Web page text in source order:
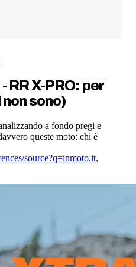
RR X-PRO: per
sono)
a fondo pregi e
queste moto: chi è
source?q=inmoto.it,